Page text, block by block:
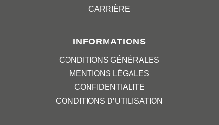
CARRIÈRE
INFORMATIONS
CONDITIONS GÉNÉRALES
MENTIONS LÉGALES
CONFIDENTIALITÉ
CONDITIONS D’UTILISATION